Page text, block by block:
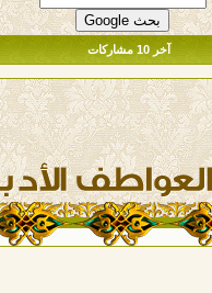
آخر 10 مشاركات